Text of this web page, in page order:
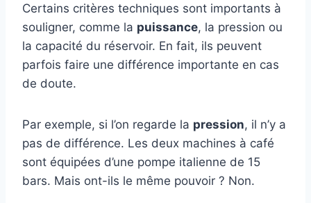
Certains critères techniques sont importants à
souligner, comme la puissance, la pression ou
la capacité du réservoir. En fait, ils peuvent
parfois faire une différence importante en cas
de doute.
Par exemple, si l’on regarde la pression, il n’y a
pas de différence. Les deux machines à café
sont équipées d’une pompe italienne de 15
bars. Mais ont-ils le même pouvoir ? Non.